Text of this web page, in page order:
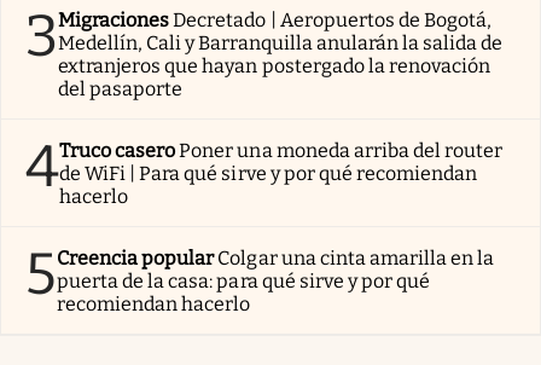
3MigracionesDecretado | Aeropuertos de Bogotá,
Medellín, Cali y Barranquilla anularán la salida de
extranjeros que hayan postergado la renovación
del pasaporte
4Truco caseroPoner una moneda arriba del router
de WiFi | Para qué sirve y por qué recomiendan
hacerlo
5Creencia popularColgar una cinta amarilla en la
puerta de la casa: para qué sirve y por qué
recomiendan hacerlo